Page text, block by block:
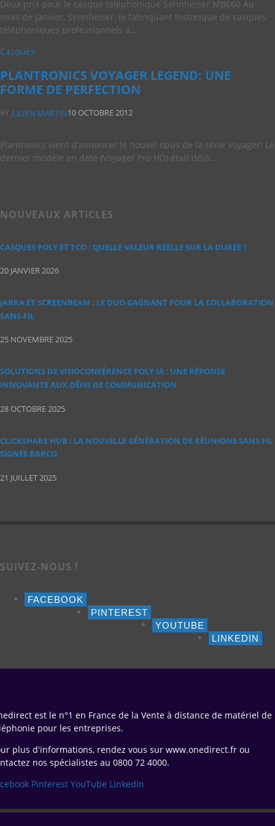
Deux prix pour le casque téléphonique Sennheiser MB660 Au
mois de Janvier, Sennheiser, le fabriquant historique de casques
téléphoniques professionnels a…
Casques
PLANTRONICS VOYAGER LEGEND: UNE
FORME DE PERFECTION
BY JULIEN MARTIN10 OCTOBRE 2012
Plantronics vient d’annoncer le nouvel opus de la série Voyager! Le
dernier modèle en date (Voyager Pro HD) était déjà…
NOUVEAUX ARTICLES
CASQUES POLY ET TCO : QUELLE VALEUR RÉELLE SUR LA DURÉE ?
20 JANVIER 2026
JABRA ET SCREENBEAM : LE DUO GAGNANT POUR LA COLLABORATION
SANS‑FIL
25 NOVEMBRE 2025
SOLUTIONS DE VISIOCONFÉRENCE POLY IA : UNE RÉPONSE
INNOVANTE AUX DÉFIS DE COMMUNICATION
28 OCTOBRE 2025
CLICKSHARE HUB : LA NOUVELLE GÉNÉRATION DE RÉUNIONS SANS FIL
SIGNÉE BARCO
21 JUILLET 2025
SUIVEZ-NOUS !
FACEBOOK
PINTEREST
YOUTUBE
LINKEDIN
est le n°1 en France de la Vente à distance de matériel de
pour les entreprises.
plus d'informations, rendez vous sur www.onedirect.fr ou
nos spécialistes au 0800 72 4000.
Pinterest YouTube LinkedIn